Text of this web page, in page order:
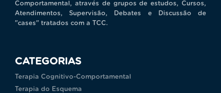
Comportamental, através de grupos de estudos, Cursos,
Atendimentos, Supervisão, Debates e Discussão de
"cases" tratados com a TCC.
CATEGORIAS
Terapia Cognitivo-Comportamental
Terapia do Esquema